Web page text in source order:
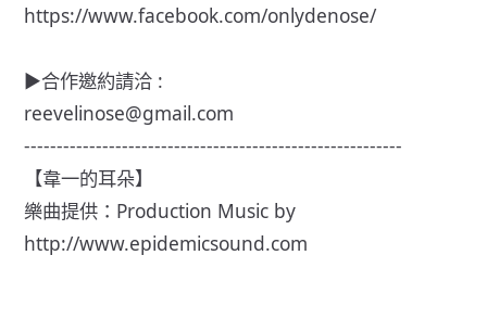
https://www.facebook.com/onlydenose/
►合作邀約請洽 :
reevelinose@gmail.com
----------------------------------------------------------
【韋一的耳朵】
樂曲提供：Production Music by
http://www.epidemicsound.com